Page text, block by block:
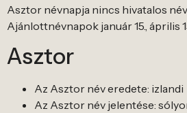
Asztor névnapja nincs hivatalos
Ajánlottnévnapok január 15., április
Asztor
Az Asztor név eredete: izlandi
Az Asztor név jelentése: